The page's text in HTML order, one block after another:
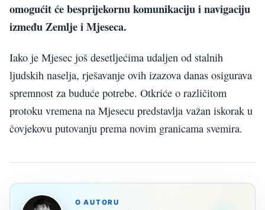
omogućit će besprijekornu komunikaciju i navigaciju
između Zemlje i Mjeseca.
Iako je Mjesec još desetljećima udaljen od stalnih
ljudskih naselja, rješavanje ovih izazova danas osigurava
spremnost za buduće potrebe. Otkriće o različitom
protoku vremena na Mjesecu predstavlja važan iskorak u
čovjekovu putovanju prema novim granicama svemira.
O AUTORU